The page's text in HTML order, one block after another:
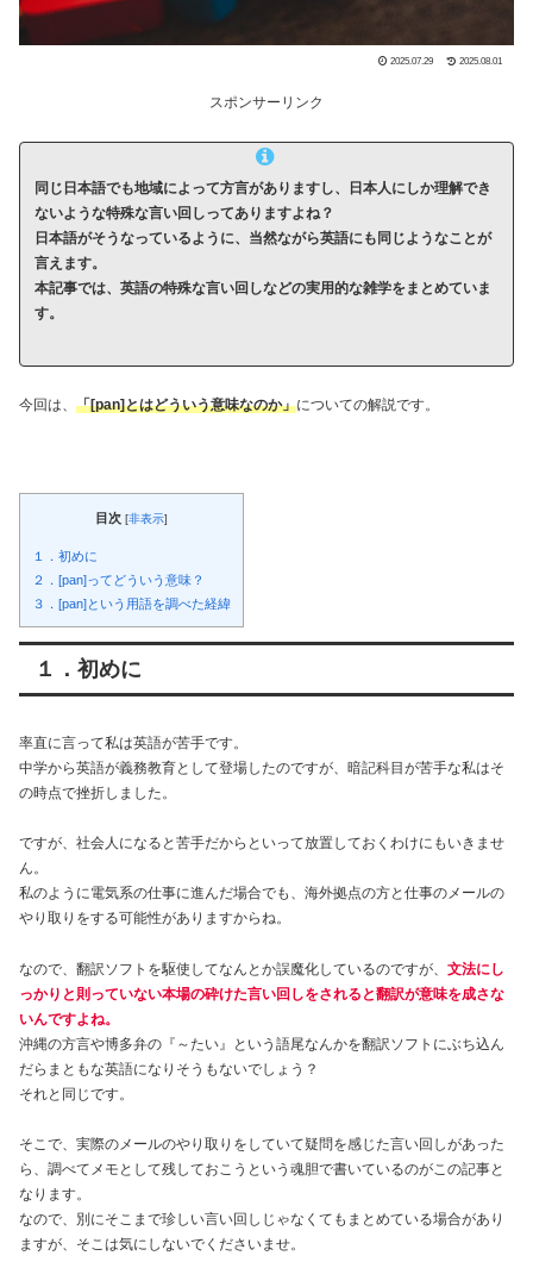
2025.07.29 2025.08.01
スポンサーリンク
同じ日本語でも地域によって方言がありますし、日本人にしか理解でき
ないような特殊な言い回しってありますよね？
日本語がそうなっているように、当然ながら英語にも同じようなことが
言えます。
本記事では、英語の特殊な言い回しなどの実用的な雑学をまとめていま
す。
今回は、 「[pan]とはどういう意味なのか」についての解説です。
目次 [非表示]
１．初めに
２．[pan]ってどういう意味？
３．[pan]という用語を調べた経緯
１．初めに
率直に言って私は英語が苦手です。
中学から英語が義務教育として登場したのですが、暗記科目が苦手な私はそ
の時点で挫折しました。
ですが、社会人になると苦手だからといって放置しておくわけにもいきませ
ん。
私のように電気系の仕事に進んだ場合でも、海外拠点の方と仕事のメールの
やり取りをする可能性がありますからね。
なので、翻訳ソフトを駆使してなんとか誤魔化しているのですが、 文法にし
っかりと則っていない本場の砕けた言い回しをされると翻訳が意味を成さな
いんですよね。
沖縄の方言や博多弁の『～たい』という語尾なんかを翻訳ソフトにぶち込ん
だらまともな英語になりそうもないでしょう？
それと同じです。
そこで、実際のメールのやり取りをしていて疑問を感じた言い回しがあった
ら、調べてメモとして残しておこうという魂胆で書いているのがこの記事と
なります。
なので、別にそこまで珍しい言い回しじゃなくてもまとめている場合があり
ますが、そこは気にしないでくださいませ。